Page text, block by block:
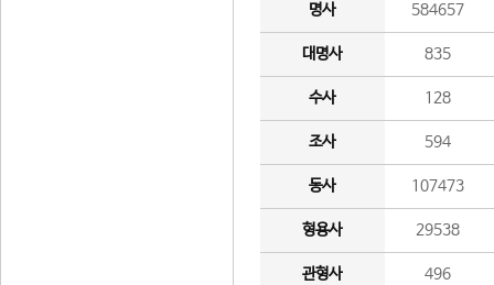
명사 584657
대명사 835
수사 128
조사 594
동사 107473
형용사 29538
관형사 496